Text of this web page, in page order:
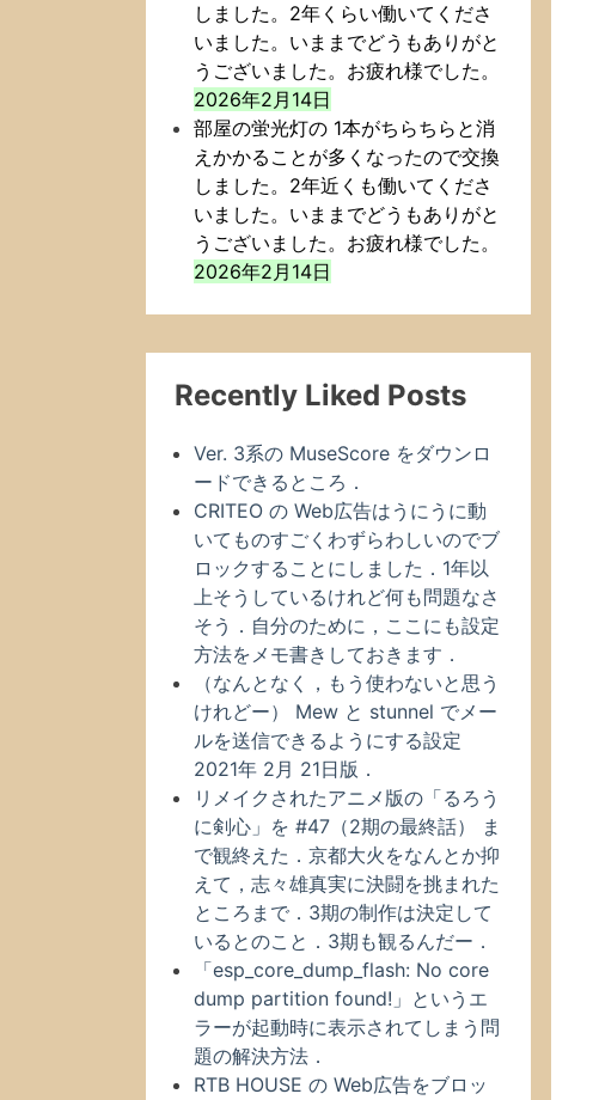
しました。2年くらい働いてくださ
いました。いままでどうもありがと
うございました。お疲れ様でした。
2026年2月14日
部屋の蛍光灯の 1本がちらちらと消
えかかることが多くなったので交換
しました。2年近くも働いてくださ
いました。いままでどうもありがと
うございました。お疲れ様でした。
2026年2月14日
Recently Liked Posts
Ver. 3系の MuseScore をダウンロ
ードできるところ．
CRITEO の Web広告はうにうに動
いてものすごくわずらわしいのでブ
ロックすることにしました．1年以
上そうしているけれど何も問題なさ
そう．自分のために，ここにも設定
方法をメモ書きしておきます．
（なんとなく，もう使わないと思う
けれどー） Mew と stunnel でメー
ルを送信できるようにする設定
2021年 2月 21日版．
リメイクされたアニメ版の「るろう
に剣心」を #47（2期の最終話） ま
で観終えた．京都大火をなんとか抑
えて，志々雄真実に決闘を挑まれた
ところまで．3期の制作は決定して
いるとのこと．3期も観るんだー．
「esp_core_dump_flash: No core
dump partition found!」というエ
ラーが起動時に表示されてしまう問
題の解決方法．
RTB HOUSE の Web広告をブロッ